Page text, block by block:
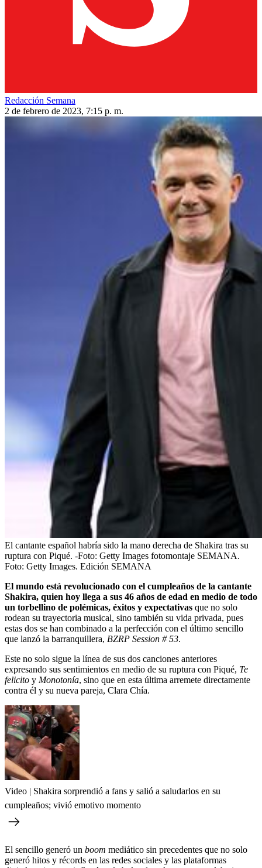
Redacción Semana
2 de febrero de 2023, 7:15 p. m.
El cantante español habría sido la mano derecha de Shakira tras su
ruptura con Piqué. -Foto: Getty Images fotomontaje SEMANA.
Foto: Getty Images. Edición SEMANA
El mundo está revolucionado con el cumpleaños de la cantante
Shakira, quien hoy llega a sus 46 años de edad en medio de todo
un torbellino de polémicas, éxitos y expectativas que no solo
rodean su trayectoria musical, sino también su vida privada, pues
estas dos se han combinado a la perfección con el último sencillo
que lanzó la barranquillera, BZRP Session # 53.
Este no solo sigue la línea de sus dos canciones anteriores
expresando sus sentimientos en medio de su ruptura con Piqué, Te
felicito y Monotonía, sino que en esta última arremete directamente
contra él y su nueva pareja, Clara Chía.
Video | Shakira sorprendió a fans y salió a saludarlos en su
cumpleaños; vivió emotivo momento
El sencillo generó un boom mediático sin precedentes que no solo
generó hitos y récords en las redes sociales y las plataformas